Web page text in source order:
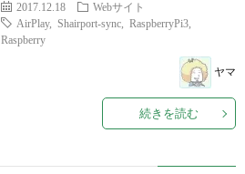
2017.12.18
Webサイト
AirPlay, Shairport-sync, RaspberryPi3,
Raspberry
ヤマ
続きを読む